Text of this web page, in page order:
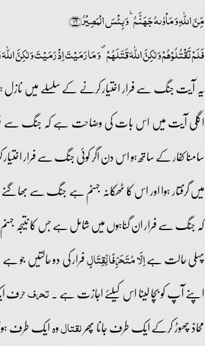
مِّنَ اللّٰہِ وَ مَاۡوٰىہُ جَہَنَّمُ ؕ وَ بِئۡسَ الۡمَصِیۡرُ﴿۱۶﴾
فَلَمۡ تَقۡتُلُوۡہُمۡ وَ لٰکِنَّ اللّٰہَ قَتَلَہُمۡ ۪ وَ مَا رَمَیۡتَ اِذۡ رَمَیۡتَ وَ لٰکِنَّ
یہ آیت جنگ سے فرار اختیار کرنے کے سلسلے میں نازل
اگلی آیت میں اس بات کی وضاحت ہے کہ جنگ سے
سامنا کفار کے ساتھ ہو اس دن اگر کوئی جنگ سے فرار اختیار
میں گرفتار ہوا اور اس کا ٹھکانہ جہنم ہے جنگ سے
کہ جنگ سے فرار ان گناہوں میں شامل ہے جس کا نتیجہ
پہلی حالت ہےاِلَّا مُتَحَرِّفًا لِّقِتَالٍفرار کی دو حالتیں جو
اپنے آپ کو بچا لینا اس کیلئے اجازت ہے ۔تحرفحرف
محاذ چھوڑ کرکے ایک طرف جانا پھرلقتالوہ ایک طرف